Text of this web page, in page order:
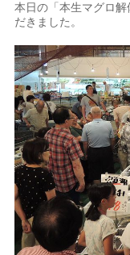
本日の「本生マグロ
だきました。